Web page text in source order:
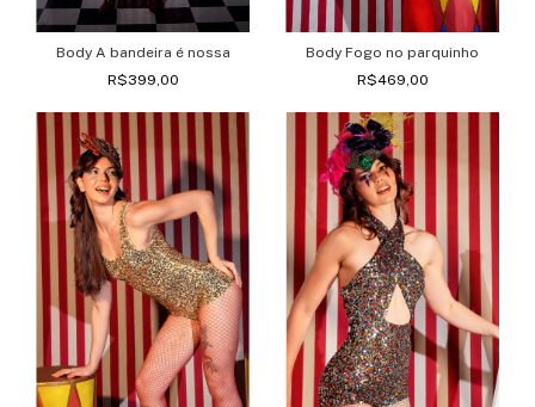
Body A bandeira é nossa
R$399,00
Body Fogo no parquinho
R$469,00